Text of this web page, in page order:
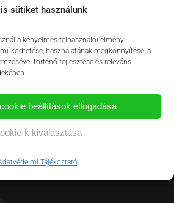
sütiket használunk
a kényelmes felhasználói élmény
használatának megkönnyítése, a
történő fejlesztése és releváns
beállítások elfogadása
k kiválasztása
Tájékoztató
MINTAPROGRAMOK